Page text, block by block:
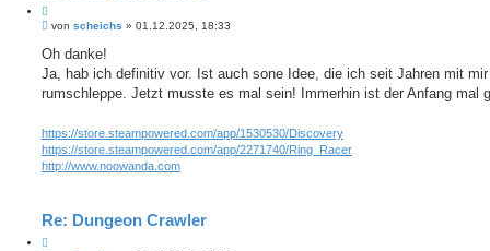
i
e
e
B
i
r
a
von scheichs » 01.12.2025, 18:33
Oh danke!
Ja, hab ich definitiv vor. Ist auch sone Idee, die ich seit Jahren mit mir
rumschleppe. Jetzt musste es mal sein! Immerhin ist der Anfang mal
https://store.steampowered.com/app/1530530/Discovery
https://store.steampowered.com/app/2271740/Ring_Racer
http://www.noowanda.com
Re: Dungeon Crawler